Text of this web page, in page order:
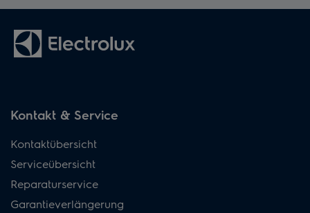
Kontakt & Service
Kontaktübersicht
Serviceübersicht
Reparaturservice
Garantieverlängerung